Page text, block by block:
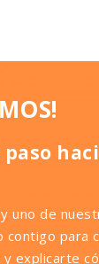
uno de
contigo para
explicarte